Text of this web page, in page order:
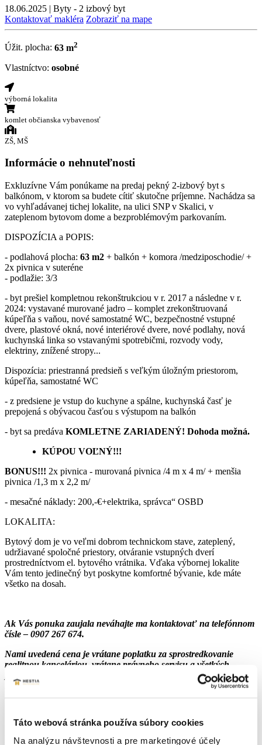
Táto webová stránka používa súbory cookies
Na analýzu návštevnosti a pre marketingové účely
18.06.2025 | Byty - 2 izbový byt
Kontaktovať makléra Zobraziť na mape
Úžit. plocha: 63 m2
Vlastníctvo: osobné
výborná lokalita
komlet občianska vybavenosť
ZŠ, MŠ
Informácie o nehnuteľnosti
Exkluzívne Vám ponúkame na predaj pekný 2-izbový byt s
balkónom, v ktorom sa budete cítiť skutočne príjemne. Nachádza sa
vo vyhľadávanej tichej lokalite, na ulici SNP v Skalici, v
zateplenom bytovom dome a bezproblémovým parkovaním.
DISPOZÍCIA a POPIS:
- podlahová plocha: 63 m2 + balkón + komora /medziposchodie/ +
2x pivnica v suteréne
- podlažie: 3/3
- byt prešiel kompletnou rekonštrukciou v r. 2017 a následne v r.
2024: vystavané murované jadro – komplet zrekonštruovaná
kúpeľňa s vaňou, nové samostatné WC, bezpečnostné vstupné
dvere, plastové okná, nové interiérové dvere, nové podlahy, nová
kuchynská linka so vstavanými spotrebičmi, rozvody vody,
elektriny, znížené stropy...
Dispozícia: priestranná predsieň s veľkým úložným priestorom,
kúpeľňa, samostatné WC
- z predsiene je vstup do kuchyne a spálne, kuchynská časť je
prepojená s obývacou časťou s výstupom na balkón
- byt sa predáva KOMLETNE ZARIADENÝ! Dohoda možná.
KÚPOU VOĽNÝ!!!
BONUS!!! 2x pivnica - murovaná pivnica /4 m x 4 m/ + menšia
pivnica /1,3 m x 2,2 m/
- mesačné náklady: 200,-€+elektrika, správca“ OSBD
LOKALITA:
Bytový dom je vo veľmi dobrom technickom stave, zateplený,
udržiavané spoločné priestory, otváranie vstupných dverí
prostredníctvom el. bytového vrátnika. Vďaka výbornej lokalite
Vám tento jedinečný byt poskytne komfortné bývanie, kde máte
všetko na dosah.
Ak Vás ponuka zaujala neváhajte ma kontaktovať na telefónnom
čísle – 0907 267 674.
Nami uvedená cena je vrátane poplatku za sprostredkovanie
realitnou kanceláriou, vrátane právneho servisu a všetkých
poplatkov, ako overenie podpisov, katastrálne poplatky ...
Financovanie zabezpečíme bezplatne s najlepšími podmienkami
na trhu.
Parametre nehnuteľnosti